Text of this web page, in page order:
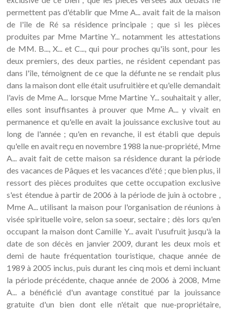
permettent pas d'établir que Mme A... avait fait de la maison
de l'île de Ré sa résidence principale ; que si les pièces
produites par Mme Martine Y... notamment les attestations
de MM. B..., X... et C..., qui pour proches qu'ils sont, pour les
deux premiers, des deux parties, ne résident cependant pas
dans l'île, témoignent de ce que la défunte ne se rendait plus
dans la maison dont elle était usufruitière et qu'elle demandait
l'avis de Mme A... lorsque Mme Martine Y... souhaitait y aller,
elles sont insuffisantes à prouver que Mme A... y vivait en
permanence et qu'elle en avait la jouissance exclusive tout au
long de l'année ; qu'en en revanche, il est établi que depuis
qu'elle en avait reçu en novembre 1988 la nue-propriété, Mme
A... avait fait de cette maison sa résidence durant la période
des vacances de Pâques et les vacances d'été ; que bien plus, il
ressort des pièces produites que cette occupation exclusive
s'est étendue à partir de 2006 à la période de juin à octobre ,
Mme A... utilisant la maison pour l'organisation de réunions à
visée spirituelle voire, selon sa soeur, sectaire ; dès lors qu'en
occupant la maison dont Camille Y... avait l'usufruit jusqu'à la
date de son décès en janvier 2009, durant les deux mois et
demi de haute fréquentation touristique, chaque année de
1989 à 2005 inclus, puis durant les cinq mois et demi incluant
la période précédente, chaque année de 2006 à 2008, Mme
A... a bénéficié d'un avantage constitué par la jouissance
gratuite d'un bien dont elle n'était que nue-propriétaire,